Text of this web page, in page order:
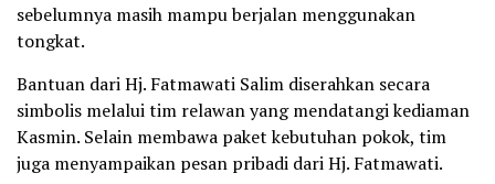
sebelumnya masih mampu berjalan menggunakan
tongkat.
Bantuan dari Hj. Fatmawati Salim diserahkan secara
simbolis melalui tim relawan yang mendatangi kediaman
Kasmin. Selain membawa paket kebutuhan pokok, tim
juga menyampaikan pesan pribadi dari Hj. Fatmawati.